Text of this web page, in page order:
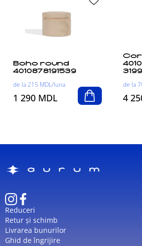
Boho round
4010878191539
de la 215 MDL/luna
1 290 MDL
de la
4
Reduceri
Retur și schimb
Livrarea bunurilor
Ghid de îngrijire